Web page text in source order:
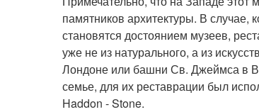
памятников архитектуры. В случае,
становятся достоянием музеев,
уже не из натурального, а из
Лондоне или башни Св. Джеймса в
семье, для их реставрации был
Haddon - Stone.